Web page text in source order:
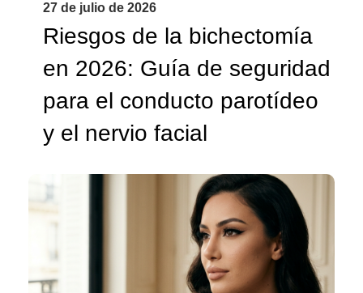
27 de julio de 2026
Riesgos de la bichectomía
en 2026: Guía de seguridad
para el conducto parotídeo
y el nervio facial